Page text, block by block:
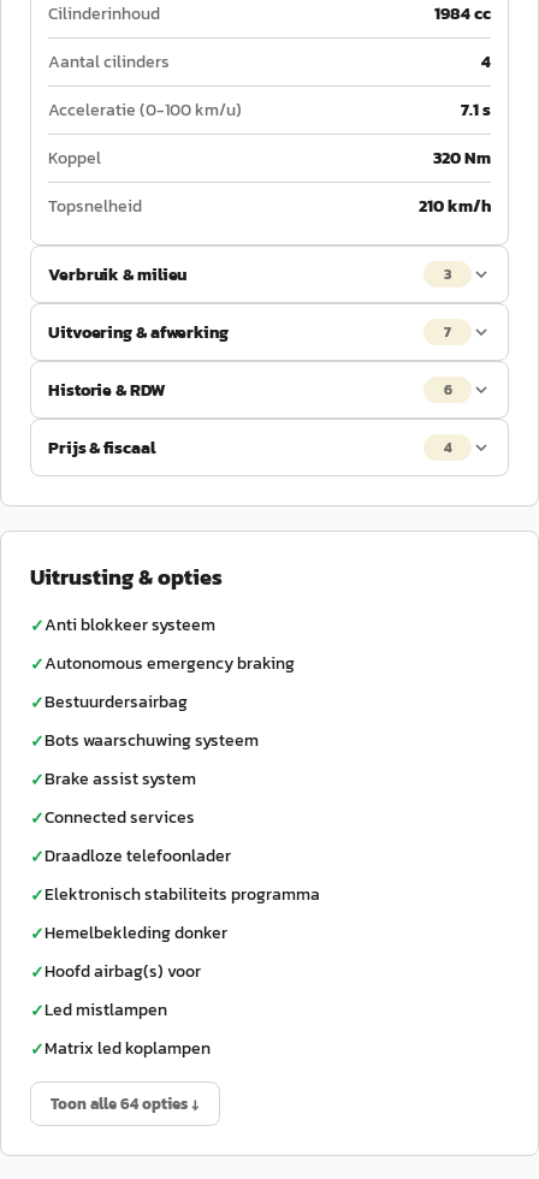
Cilinderinhoud
1984 cc
Aantal cilinders
4
Acceleratie (0-100 km/u)
7.1 s
Koppel
320 Nm
Topsnelheid
210 km/h
Verbruik & milieu 3
Uitvoering & afwerking 7
Historie & RDW 6
Prijs & fiscaal 4
Uitrusting & opties
✓Anti blokkeer systeem
✓Autonomous emergency braking
✓Bestuurdersairbag
✓Bots waarschuwing systeem
✓Brake assist system
✓Connected services
✓Draadloze telefoonlader
✓Elektronisch stabiliteits programma
✓Hemelbekleding donker
✓Hoofd airbag(s) voor
✓Led mistlampen
✓Matrix led koplampen
Toon alle 64 opties ↓